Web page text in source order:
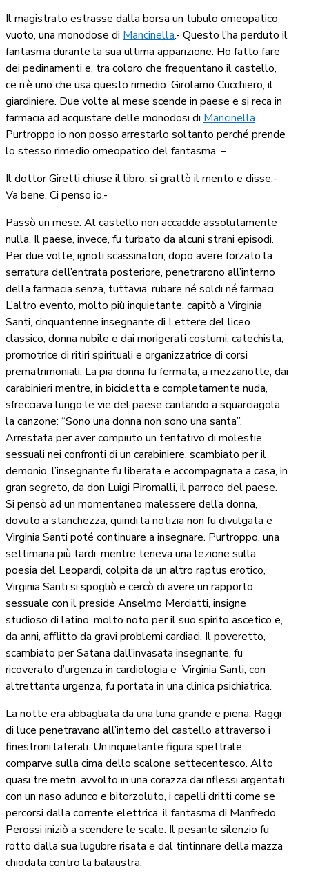
Il magistrato estrasse dalla borsa un tubulo omeopatico
vuoto, una monodose di Mancinella.- Questo l’ha perduto il
fantasma durante la sua ultima apparizione. Ho fatto fare
dei pedinamenti e, tra coloro che frequentano il castello,
ce n’è uno che usa questo rimedio: Girolamo Cucchiero, il
giardiniere. Due volte al mese scende in paese e si reca in
farmacia ad acquistare delle monodosi di Mancinella.
Purtroppo io non posso arrestarlo soltanto perché prende
lo stesso rimedio omeopatico del fantasma. –
Il dottor Giretti chiuse il libro, si grattò il mento e disse:-
Va bene. Ci penso io.-
Passò un mese. Al castello non accadde assolutamente
nulla. Il paese, invece, fu turbato da alcuni strani episodi.
Per due volte, ignoti scassinatori, dopo avere forzato la
serratura dell’entrata posteriore, penetrarono all’interno
della farmacia senza, tuttavia, rubare né soldi né farmaci.
L’altro evento, molto più inquietante, capitò a Virginia
Santi, cinquantenne insegnante di Lettere del liceo
classico, donna nubile e dai morigerati costumi, catechista,
promotrice di ritiri spirituali e organizzatrice di corsi
prematrimoniali. La pia donna fu fermata, a mezzanotte, dai
carabinieri mentre, in bicicletta e completamente nuda,
sfrecciava lungo le vie del paese cantando a squarciagola
la canzone: “Sono una donna non sono una santa”.
Arrestata per aver compiuto un tentativo di molestie
sessuali nei confronti di un carabiniere, scambiato per il
demonio, l’insegnante fu liberata e accompagnata a casa, in
gran segreto, da don Luigi Piromalli, il parroco del paese.
Si pensò ad un momentaneo malessere della donna,
dovuto a stanchezza, quindi la notizia non fu divulgata e
Virginia Santi poté continuare a insegnare. Purtroppo, una
settimana più tardi, mentre teneva una lezione sulla
poesia del Leopardi, colpita da un altro raptus erotico,
Virginia Santi si spogliò e cercò di avere un rapporto
sessuale con il preside Anselmo Merciatti, insigne
studioso di latino, molto noto per il suo spirito ascetico e,
da anni, afflitto da gravi problemi cardiaci. Il poveretto,
scambiato per Satana dall’invasata insegnante, fu
ricoverato d’urgenza in cardiologia e Virginia Santi, con
altrettanta urgenza, fu portata in una clinica psichiatrica.
La notte era abbagliata da una luna grande e piena. Raggi
di luce penetravano all’interno del castello attraverso i
finestroni laterali. Un’inquietante figura spettrale
comparve sulla cima dello scalone settecentesco. Alto
quasi tre metri, avvolto in una corazza dai riflessi argentati,
con un naso adunco e bitorzoluto, i capelli dritti come se
percorsi dalla corrente elettrica, il fantasma di Manfredo
Perossi iniziò a scendere le scale. Il pesante silenzio fu
rotto dalla sua lugubre risata e dal tintinnare della mazza
chiodata contro la balaustra.